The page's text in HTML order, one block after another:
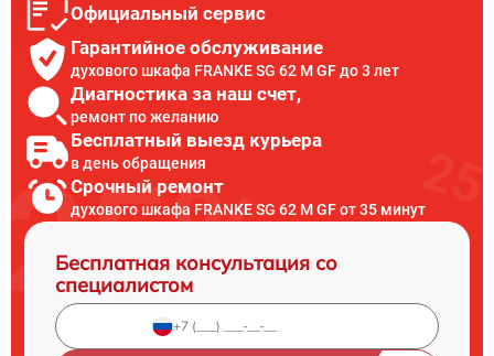
Официальный сервис
Гарантийное обслуживание
духового шкафа FRANKE SG 62 M GF до 3 лет
Диагностика за наш счет,
ремонт по желанию
Бесплатный выезд курьера
в день обращения
Срочный ремонт
духового шкафа FRANKE SG 62 M GF от 35 минут
Бесплатная консультация со
специалистом